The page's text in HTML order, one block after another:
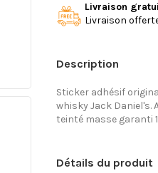
Livraison
Livraison
Description
Sticker adhésif
whisky Jack Daniel's.
teinté masse garanti
Détails du produit